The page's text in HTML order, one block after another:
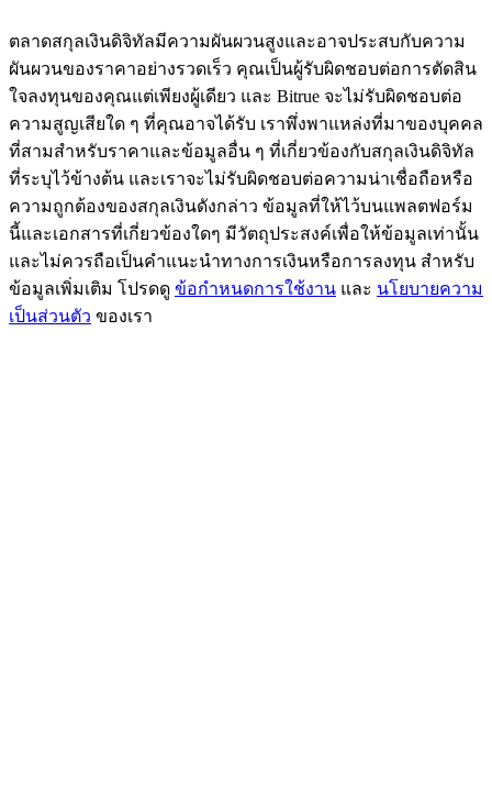
กิจกรรมเพิ่มเติม
รับรางวัลและสิทธิพิเศษสุดพิเศษ
ศูนย์รางวัล
เข้าสู่ระบบลงชื่อ
ตลาดสกุลเงินดิจิทัลมีความผันผวนสูงและอาจประสบกับความ
ผันผวนของราคาอย่างรวดเร็ว คุณเป็นผู้รับผิดชอบต่อการตัดสิน
ใจลงทุนของคุณแต่เพียงผู้เดียว และ Bitrue จะไม่รับผิดชอบต่อ
ความสูญเสียใด ๆ ที่คุณอาจได้รับ เราพึ่งพาแหล่งที่มาของบุคคล
ที่สามสำหรับราคาและข้อมูลอื่น ๆ ที่เกี่ยวข้องกับสกุลเงินดิจิทัล
ที่ระบุไว้ข้างต้น และเราจะไม่รับผิดชอบต่อความน่าเชื่อถือหรือ
ความถูกต้องของสกุลเงินดังกล่าว ข้อมูลที่ให้ไว้บนแพลตฟอร์ม
นี้และเอกสารที่เกี่ยวข้องใดๆ มีวัตถุประสงค์เพื่อให้ข้อมูลเท่านั้น
และไม่ควรถือเป็นคำแนะนำทางการเงินหรือการลงทุน สำหรับ
ข้อมูลเพิ่มเติม โปรดดู ข้อกำหนดการใช้งาน และ นโยบายความ
เป็นส่วนตัว ของเรา